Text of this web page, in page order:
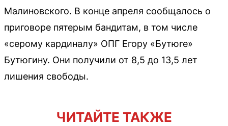
Малиновского. В конце апреля сообщалось о
приговоре пятерым бандитам, в том числе
«серому кардиналу» ОПГ Егору «Бутюге»
Бутюгину. Они получили от 8,5 до 13,5 лет
лишения свободы.
ЧИТАЙТЕ ТАКЖЕ